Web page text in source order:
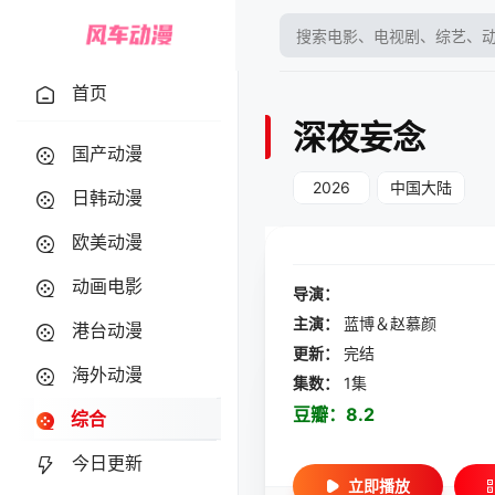
首页
国产动漫
日韩动漫
欧美动漫
动画电影
港台动漫
海外动漫
综合
今日更新
深夜妄念
2026 中国大陆
导演：
主演：
蓝博＆赵慕颜
更新：
完结
集数：
1集
豆瓣： 8.2
立即播放